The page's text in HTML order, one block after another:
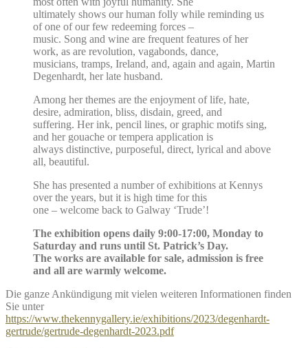
ultimately shows our human folly while reminding us
of one of our few redeeming forces –
music. Song and wine are frequent features of her
work, as are revolution, vagabonds, dance,
musicians, tramps, Ireland, and, again and again, Martin
Degenhardt, her late husband.
Among her themes are the enjoyment of life, hate,
desire, admiration, bliss, disdain, greed, and
suffering. Her ink, pencil lines, or graphic motifs sing,
and her gouache or tempera application is
always distinctive, purposeful, direct, lyrical and above
all, beautiful.
She has presented a number of exhibitions at Kennys
over the years, but it is high time for this
one – welcome back to Galway ‘Trude’!
The exhibition opens daily 9:00-17:00, Monday to
Saturday and runs until St. Patrick’s Day.
The works are available for sale, admission is free
and all are warmly welcome.
Die ganze Ankündigung mit vielen weiteren Informationen finden
Sie unter
https://www.thekennygallery.ie/exhibitions/2023/degenhardt-
gertrude/gertrude-degenhardt-2023.pdf